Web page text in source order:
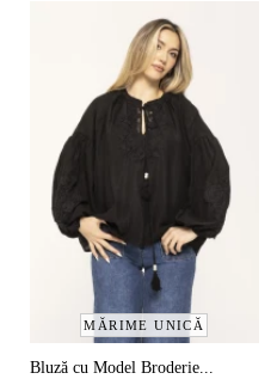
MĂRIME UNICĂ
Bluză cu Model Broderie...